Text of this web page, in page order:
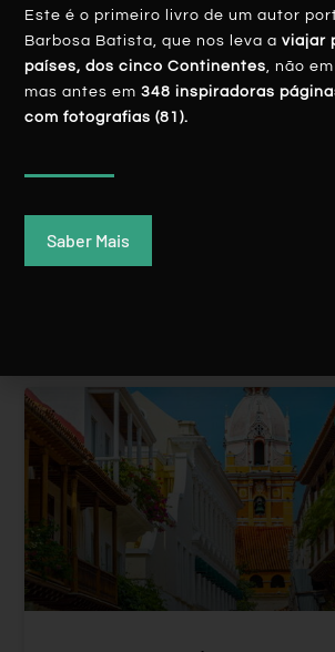
Mundial2018: Uruguai – Cabo
Derradeiro Paraíso
Rui Batista
Este é o primeiro livro de um autor
Barbosa Batista, que nos leva aviajar
países, dos cinco Continentes, não
mas antes em348 inspiradoras
com fotografias (81).
Saber Mais